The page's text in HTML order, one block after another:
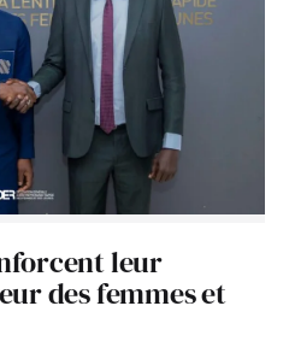
leur
des femmes et